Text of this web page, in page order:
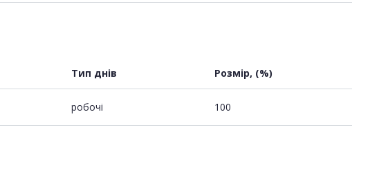
Тип днів Розмір, (%)
робочі 100